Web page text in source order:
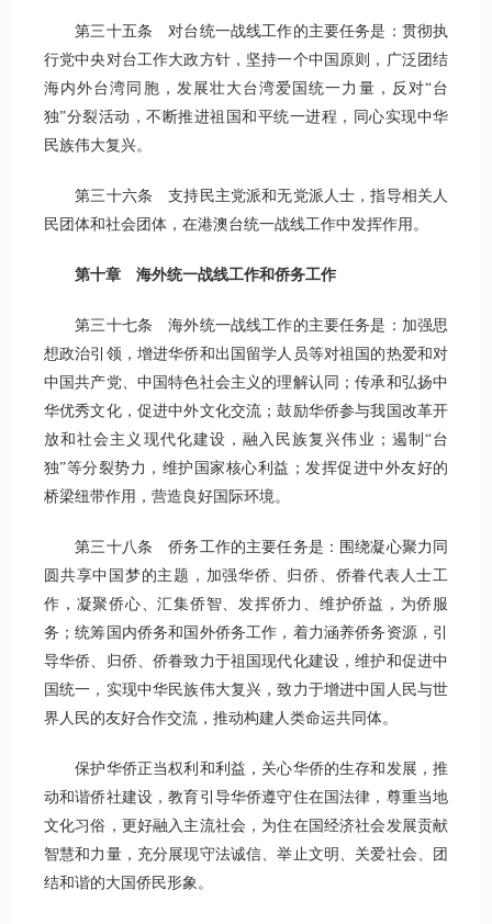
第三十五条 对台统一战线工作的主要任务是：贯彻执
行党中央对台工作大政方针，坚持一个中国原则，广泛团结
海内外台湾同胞，发展壮大台湾爱国统一力量，反对“台
独”分裂活动，不断推进祖国和平统一进程，同心实现中华
民族伟大复兴。
第三十六条 支持民主党派和无党派人士，指导相关人
民团体和社会团体，在港澳台统一战线工作中发挥作用。
第十章 海外统一战线工作和侨务工作
第三十七条 海外统一战线工作的主要任务是：加强思
想政治引领，增进华侨和出国留学人员等对祖国的热爱和对
中国共产党、中国特色社会主义的理解认同；传承和弘扬中
华优秀文化，促进中外文化交流；鼓励华侨参与我国改革开
放和社会主义现代化建设，融入民族复兴伟业；遏制“台
独”等分裂势力，维护国家核心利益；发挥促进中外友好的
桥梁纽带作用，营造良好国际环境。
第三十八条 侨务工作的主要任务是：围绕凝心聚力同
圆共享中国梦的主题，加强华侨、归侨、侨眷代表人士工
作，凝聚侨心、汇集侨智、发挥侨力、维护侨益，为侨服
务；统筹国内侨务和国外侨务工作，着力涵养侨务资源，引
导华侨、归侨、侨眷致力于祖国现代化建设，维护和促进中
国统一，实现中华民族伟大复兴，致力于增进中国人民与世
界人民的友好合作交流，推动构建人类命运共同体。
保护华侨正当权利和利益，关心华侨的生存和发展，推
动和谐侨社建设，教育引导华侨遵守住在国法律，尊重当地
文化习俗，更好融入主流社会，为住在国经济社会发展贡献
智慧和力量，充分展现守法诚信、举止文明、关爱社会、团
结和谐的大国侨民形象。